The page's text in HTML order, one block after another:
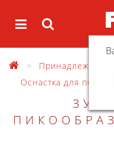
Принадлежности
Оснастка для